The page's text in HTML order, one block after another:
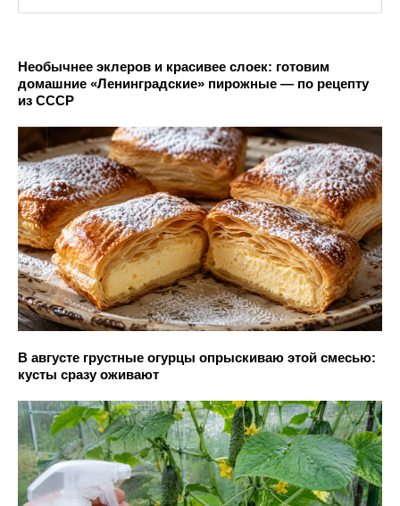
Необычнее эклеров и красивее слоек: готовим
домашние «Ленинградские» пирожные — по рецепту
из СССР
В августе грустные огурцы опрыскиваю этой смесью:
кусты сразу оживают